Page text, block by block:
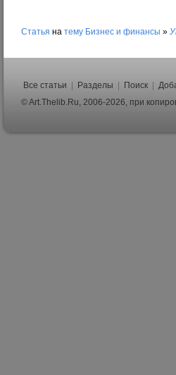
Статья на тему Бизнес и финансы »
Все статьи Разделы Поиск
© Art.Thelib.Ru, 2006-2026, при